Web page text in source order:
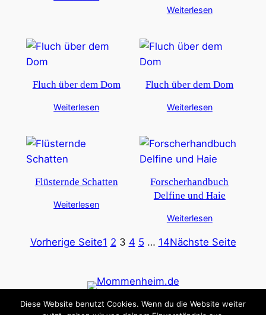
Weiterlesen
Fluch über dem Dom
Weiterlesen
Fluch über dem Dom
Weiterlesen
Flüsternde Schatten
Weiterlesen
Forscherhandbuch
Delfine und Haie
Weiterlesen
Vorherige Seite1 2 3 4 5 … 14Nächste Seite
DatenschutzImpressum
Diese Website benutzt Cookies. Wenn du die Website weiter